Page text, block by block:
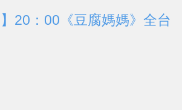
20：00《豆腐媽媽》全台